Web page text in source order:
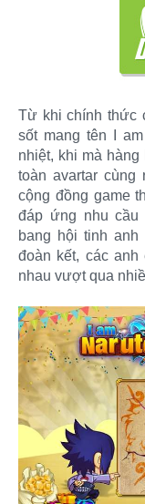
Từ khi chính thức
sốt mang tên I
nhiệt, khi mà
toàn avartar cùng
cộng đồng game
đáp ứng nhu
bang hội tinh
đoàn kết, các
nhau vượt qua